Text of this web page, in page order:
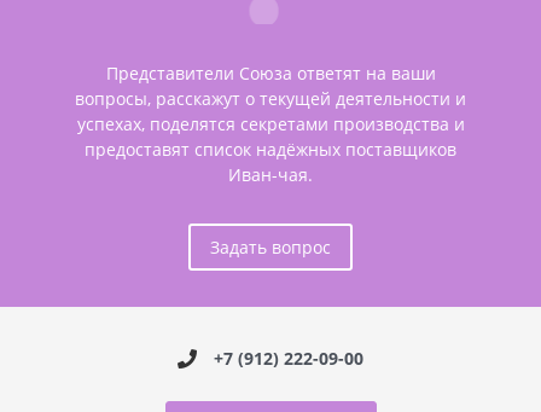
Представители Союза ответят на ваши
вопросы, расскажут о текущей деятельности и
успехах, поделятся секретами производства и
предоставят список надёжных поставщиков
Иван-чая.
Задать вопрос
+7 (912) 222-09-00